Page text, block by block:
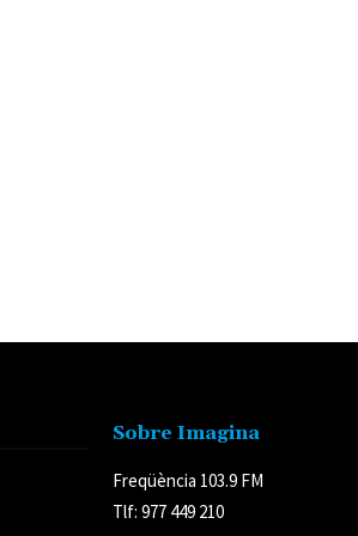
Sobre Imagina
Freqüència 103.9 FM
Tlf: 977 449 210